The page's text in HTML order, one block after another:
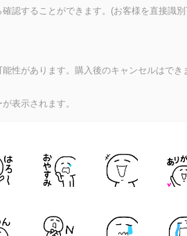
認することができます。(お客様を直接識
性があります。購入後のキャンセルはでき
表示されます。